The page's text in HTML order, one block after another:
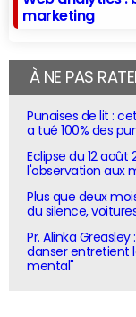
marketing
À NE PAS
Punaises de lit :
a tué 100% des
Eclipse du 12
l'observation aux
Plus que deux
du silence,
Pr. Alinka
danser entretient
mental"